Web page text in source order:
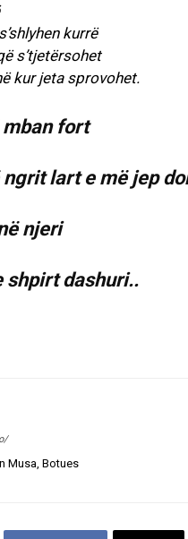
kurrë
s’tjetërsohet
kur jeta sprovohet.
fort
lart e më jep
njeri
shpirt dashuri..
Musa, Botues